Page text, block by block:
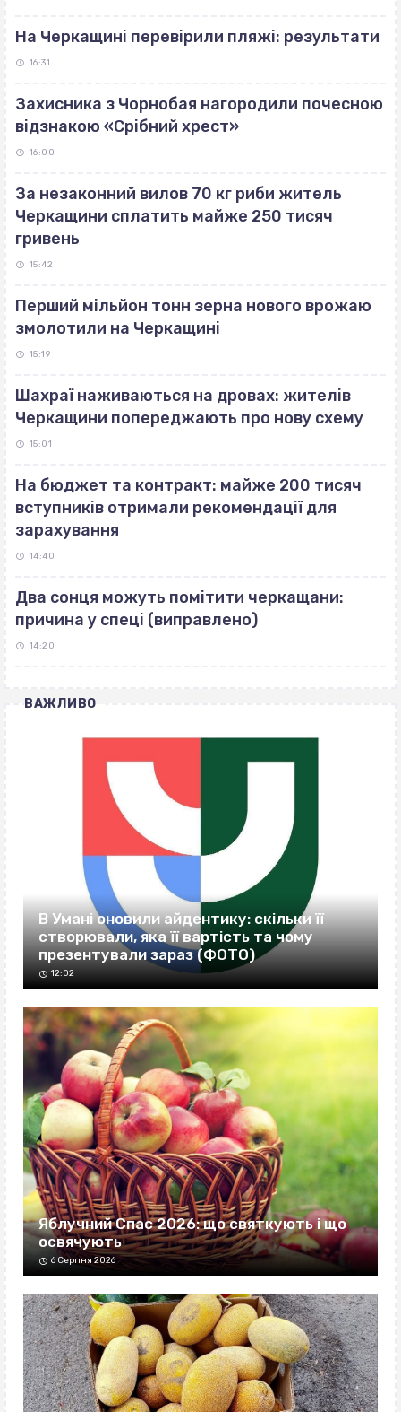
На Черкащині перевірили пляжі: результати
16:31
Захисника з Чорнобая нагородили почесною
відзнакою «Срібний хрест»
16:00
За незаконний вилов 70 кг риби житель
Черкащини сплатить майже 250 тисяч
гривень
15:42
Перший мільйон тонн зерна нового врожаю
змолотили на Черкащині
15:19
Шахраї наживаються на дровах: жителів
Черкащини попереджають про нову схему
15:01
На бюджет та контракт: майже 200 тисяч
вступників отримали рекомендації для
зарахування
14:40
Два сонця можуть помітити черкащани:
причина у спеці (виправлено)
14:20
ВАЖЛИВО
В Умані оновили айдентику: скільки її
створювали, яка її вартість та чому
презентували зараз (ФОТО)
12:02
Яблучний Спас 2026: що святкують і що
освячують
6 Серпня 2026